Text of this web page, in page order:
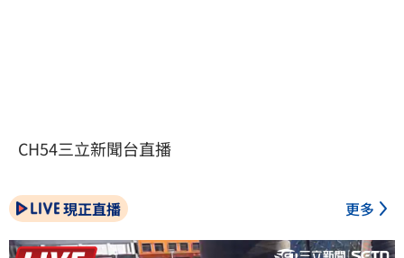
CH54三立新聞台直播
現正直播 更多